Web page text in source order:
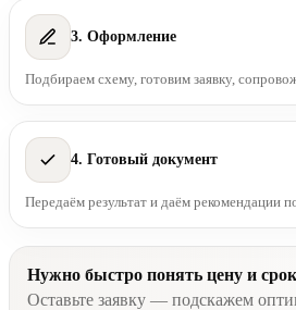
3. Оформление
Подбираем схему, готовим заявку,
4. Готовый документ
Передаём результат и даём рекомендации
Нужно быстро понять цену и
Оставьте заявку — подскажем